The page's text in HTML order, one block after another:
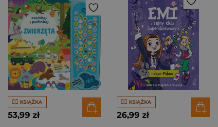
KSIĄŻKA
53,99 zł
KSIĄŻKA
26,99 zł